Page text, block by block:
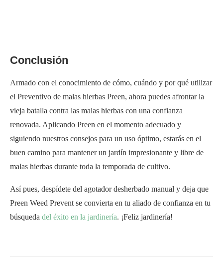
Conclusión
Armado con el conocimiento de cómo, cuándo y por qué utilizar
el Preventivo de malas hierbas Preen, ahora puedes afrontar la
vieja batalla contra las malas hierbas con una confianza
renovada. Aplicando Preen en el momento adecuado y
siguiendo nuestros consejos para un uso óptimo, estarás en el
buen camino para mantener un jardín impresionante y libre de
malas hierbas durante toda la temporada de cultivo.
Así pues, despídete del agotador desherbado manual y deja que
Preen Weed Prevent se convierta en tu aliado de confianza en tu
búsqueda del éxito en la jardinería. ¡Feliz jardinería!